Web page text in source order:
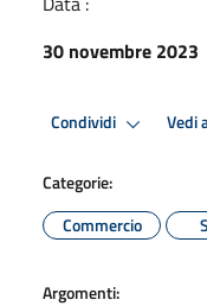
30 novembre 2023
Condividi Vedi
Categorie:
Commercio
Argomenti: